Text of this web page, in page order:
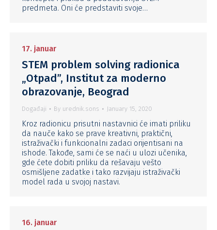
predmeta. Oni će predstaviti svoje…
17. januar
STEM problem solving radionica
„Otpad”, Institut za moderno
obrazovanje, Beograd
Događaji By urednik.sons January 15, 2020
Kroz radionicu prisutni nastavnici će imati priliku
da nauče kako se prave kreativni, praktični,
istraživački i funkcionalni zadaci orijentisani na
ishode. Takođe, sami će se naći u ulozi učenika,
gde ćete dobiti priliku da rešavaju vešto
osmišljene zadatke i tako razvijaju istraživački
model rada u svojoj nastavi.
16. januar